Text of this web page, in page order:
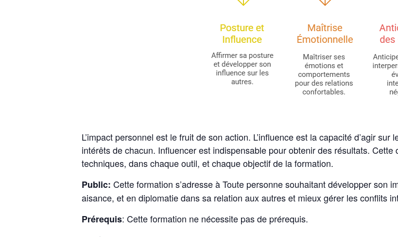
L’impact personnel est le fruit de son action. L’influence est la capacité d’agir
intérêts de chacun. Influencer est indispensable pour obtenir des résultats.
techniques, dans chaque outil, et chaque objectif de la formation.
Public: Cette formation s’adresse à Toute personne souhaitant développer son
aisance, et en diplomatie dans sa relation aux autres et mieux gérer les conflits
Prérequis: Cette formation ne nécessite pas de prérequis.